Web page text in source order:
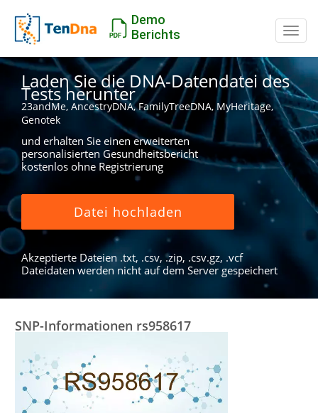
Demo
Berichts
Laden Sie die DNA-Datendatei des
Tests herunter
23andMe, AncestryDNA, FamilyTreeDNA, MyHeritage,
Genotek
und erhalten Sie einen erweiterten
personalisierten Gesundheitsbericht
kostenlos ohne Registrierung
Datei hochladen
Akzeptierte Dateien .txt, .csv, .zip, .csv.gz, .vcf
Dateidaten werden nicht auf dem Server gespeichert
SNP-Informationen rs958617